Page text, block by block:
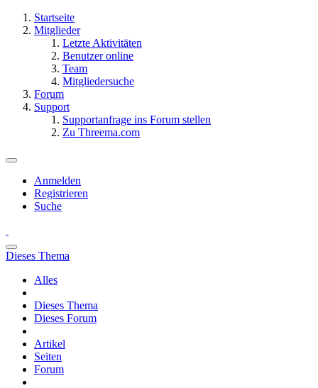
Startseite
Mitglieder
Letzte Aktivitäten
Benutzer online
Team
Mitgliedersuche
Forum
Support
Supportanfrage ins Forum stellen
Zu Threema.com
Anmelden
Registrieren
Suche
Dieses Thema
Alles
Dieses Thema
Dieses Forum
Artikel
Seiten
Forum